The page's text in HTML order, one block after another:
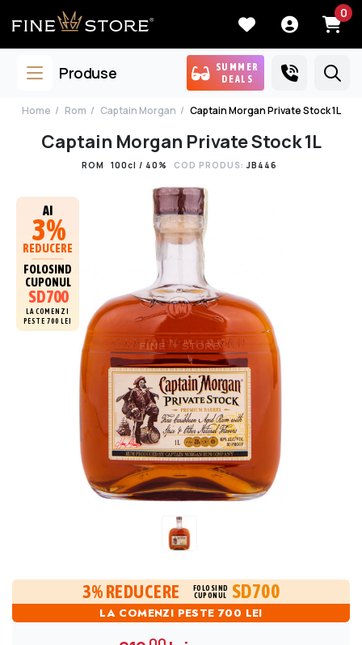
0
Produse
SUMMER
DEALS
Home Rom Captain Morgan Captain Morgan Private Stock 1L
Captain Morgan Private Stock 1L
ROM 100cl / 40% COD PRODUS: JB446
AI
3%
REDUCERE
FOLOSIND
CUPONUL
SD700
LA COMENZI
PESTE 700 LEI
3% REDUCERE
FOLOSIND
CUPONUL
SD700
LA COMENZI PESTE 700 LEI